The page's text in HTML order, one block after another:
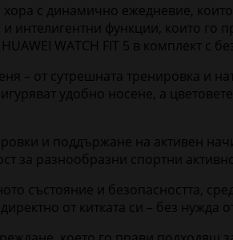
с динамично ежедневие,
функции, които го
WATCH FIT 5 в комплект с
– от сутрешната тренировка и
удобно носене, а
и поддържане на активен
за разнообразни спортни
състояние и безопасността,
от китката си – без нужда